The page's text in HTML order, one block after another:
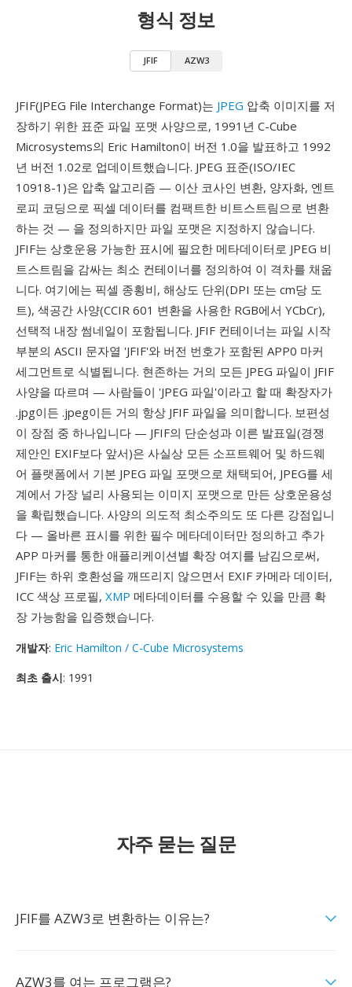
형식 정보
JFIF AZW3
JFIF(JPEG File Interchange Format)는 JPEG 압축 이미지를 저
장하기 위한 표준 파일 포맷 사양으로, 1991년 C-Cube
Microsystems의 Eric Hamilton이 버전 1.0을 발표하고 1992
년 버전 1.02로 업데이트했습니다. JPEG 표준(ISO/IEC
10918-1)은 압축 알고리즘 — 이산 코사인 변환, 양자화, 엔트
로피 코딩으로 픽셀 데이터를 컴팩트한 비트스트림으로 변환
하는 것 — 을 정의하지만 파일 포맷은 지정하지 않습니다.
JFIF는 상호운용 가능한 표시에 필요한 메타데이터로 JPEG 비
트스트림을 감싸는 최소 컨테이너를 정의하여 이 격차를 채웁
니다. 여기에는 픽셀 종횡비, 해상도 단위(DPI 또는 cm당 도
트), 색공간 사양(CCIR 601 변환을 사용한 RGB에서 YCbCr),
선택적 내장 썸네일이 포함됩니다. JFIF 컨테이너는 파일 시작
부분의 ASCII 문자열 'JFIF'와 버전 번호가 포함된 APP0 마커
세그먼트로 식별됩니다. 현존하는 거의 모든 JPEG 파일이 JFIF
사양을 따르며 — 사람들이 'JPEG 파일'이라고 할 때 확장자가
.jpg이든 .jpeg이든 거의 항상 JFIF 파일을 의미합니다. 보편성
이 장점 중 하나입니다 — JFIF의 단순성과 이른 발표일(경쟁
제안인 EXIF보다 앞서)은 사실상 모든 소프트웨어 및 하드웨
어 플랫폼에서 기본 JPEG 파일 포맷으로 채택되어, JPEG를 세
계에서 가장 널리 사용되는 이미지 포맷으로 만든 상호운용성
을 확립했습니다. 사양의 의도적 최소주의도 또 다른 강점입니
다 — 올바른 표시를 위한 필수 메타데이터만 정의하고 추가
APP 마커를 통한 애플리케이션별 확장 여지를 남김으로써,
JFIF는 하위 호환성을 깨뜨리지 않으면서 EXIF 카메라 데이터,
ICC 색상 프로필, XMP 메타데이터를 수용할 수 있을 만큼 확
장 가능함을 입증했습니다.
개발자: Eric Hamilton / C-Cube Microsystems
최초 출시: 1991
자주 묻는 질문
JFIF를 AZW3로 변환하는 이유는?
AZW3를 여는 프로그램은?